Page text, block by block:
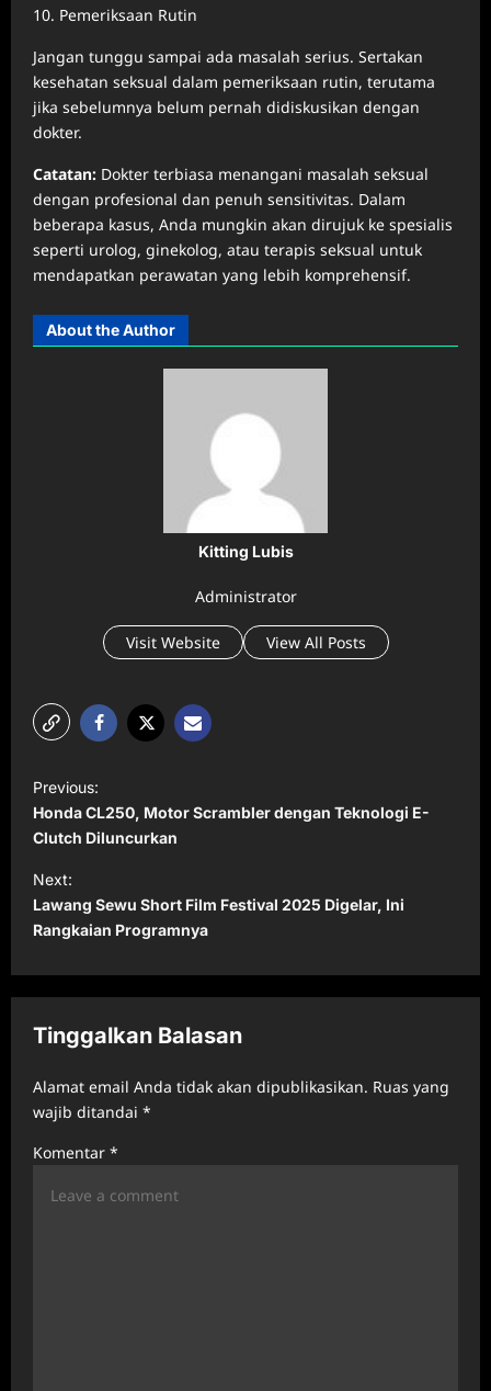
10. Pemeriksaan Rutin
Jangan tunggu sampai ada masalah serius. Sertakan
kesehatan seksual dalam pemeriksaan rutin, terutama
jika sebelumnya belum pernah didiskusikan dengan
dokter.
Catatan: Dokter terbiasa menangani masalah seksual
dengan profesional dan penuh sensitivitas. Dalam
beberapa kasus, Anda mungkin akan dirujuk ke spesialis
seperti urolog, ginekolog, atau terapis seksual untuk
mendapatkan perawatan yang lebih komprehensif.
About the Author
Kitting Lubis
Administrator
Visit Website View All Posts
o
s
t
n
a
v
g
a
t
i
Previous:
Honda CL250, Motor Scrambler dengan Teknologi E-
Clutch Diluncurkan
Next:
Lawang Sewu Short Film Festival 2025 Digelar, Ini
Rangkaian Programnya
Tinggalkan Balasan
Alamat email Anda tidak akan dipublikasikan. Ruas yang
wajib ditandai *
Komentar *